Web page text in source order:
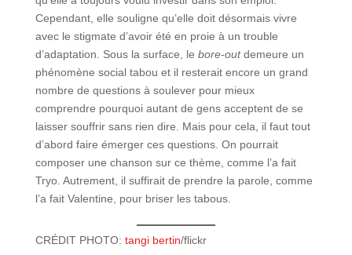
Cependant, elle souligne qu’elle doit désormais vivre
avec le stigmate d’avoir été en proie à un trouble
d’adaptation. Sous la surface, le bore-outdemeure un
phénomène social tabou et il resterait encore un grand
nombre de questions à soulever pour mieux
comprendre pourquoi autant de gens acceptent de se
laisser souffrir sans rien dire. Mais pour cela, il faut tout
d’abord faire émerger ces questions. On pourrait
composer une chanson sur ce thème, comme l’a fait
Tryo. Autrement, il suffirait de prendre la parole, comme
l’a fait Valentine, pour briser les tabous.
CRÉDIT PHOTO: tangi bertin/flickr